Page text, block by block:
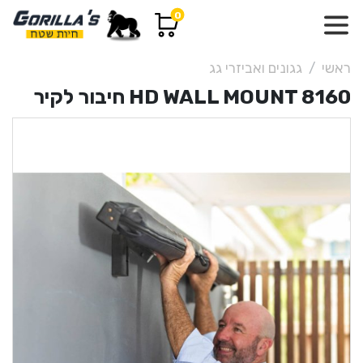
0
ראשי גגונים ואביזרי גג
HD WALL MOUNT 8160 חיבור לקיר